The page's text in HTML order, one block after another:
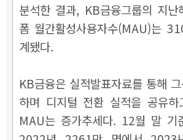
분석한 결과, KB금융그룹의 지
폼 월간활성사용자수(MAU)는
계됐다.
KB금융은 실적발표자료를 통해
하며 디지털 전환 실적을 공유하
MAU는 증가추세다. 12월 말 기